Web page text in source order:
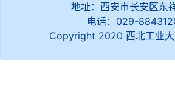
地址：西安市长安区东
电话：029-
Copyright 2020 西北工业大